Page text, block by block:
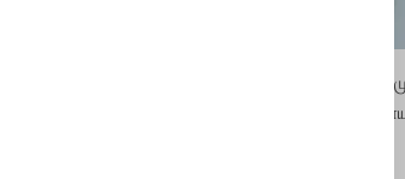
இந்த வகையான சோதனைகளுக்கான மிக
தேவைகளையும்